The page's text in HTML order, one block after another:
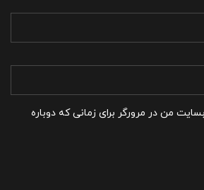
من در مرورگر برای زمانی که دوباره